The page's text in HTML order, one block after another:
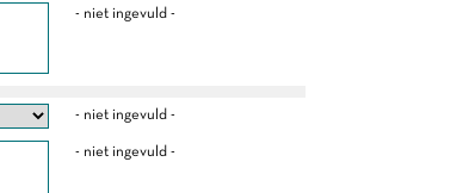
- niet ingevuld -
- niet ingevuld -
- niet ingevuld -